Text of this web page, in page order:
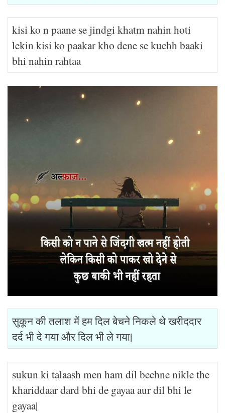
kisi ko n paane se jindgi khatm nahin hoti
lekin kisi ko paakar kho dene se kuchh baaki
bhi nahin rahtaa
सुकून की तलाश में हम दिल बेचने निकले थे खरीददार
दर्द भी दे गया और दिल भी ले गया|
sukun ki talaash men ham dil bechne nikle the
khariddaar dard bhi de gayaa aur dil bhi le
gayaa|